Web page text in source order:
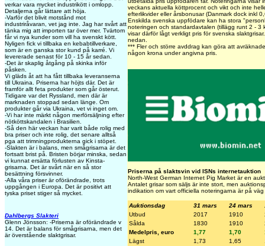
verkar vara mycket industrikött i omlopp.
Detaljerna går lättare att höja.
-Varför det blivit motstånd mot
industriråvaran, vet jag inte. Jag har svårt att
tänka mig att importen tar över mer. Tvärtom
får vi nya kunder som vill ha svenskt kött.
Nyligen fick vi tillbaka en kebabtillverkare,
som är en ganska stor kund på karré. Vi
levererade senast för 10 - 15 år sedan.
-Det är skaplig åtgång på skinka inför
påsken.
Vi gläds åt att ha fått tillbaka leveranserna
till Ukraina. Priserna har höjts där. Det är
framför allt feta produkter som går österut.
Tidigare var det Ryssland, men där är
marknaden stoppad sedan länge. Om
produkter går via Ukraina, vet vi inget om.
-Vi har inte märkt någon merförsäljning efter
nötköttskandalen i Brasilien.
-Så den här veckan har varit både rolig med
bra priser och inte rolig, det senare alltså
pga att trimningprodukterna gick i stöpet.
-Slakten är i balans, men smågrisarna är det
fortsatt brist på. Bristen börjar minska, sedan
vi kunnat ersätta förlusten av Kinsta-
grisarna. Det är svårt när en så stor
besättning försvinner.
-Alla våra priser är oförändrade, trots
uppgången i Europa. Det är positivt att
tyska priset stiger så mycket.
Dahlbergs Slakteri
Glenn Jönsson: -Priserna är oförändrade v
14. Det är balans för smågrisarna, men det
är överstående slaktgrisar.
veckans aktuella köttprocent och vikt och inte
efterlikvider eller årsbonusar (Danmark dock inkl
Enskilda svenska uppfödare kan ha stora
noteringen och standardavtalen (tillägg runt 2 - 3
visar därför lågt verkligt pris för svenska
nedan.
*** Fler och större avddrag kan göra att
någon krona under angivna pris.
Priserna på slaktsvin vid ISNs internetauktion
North-West German Internet Pig Market är en
Antalet grisar som säljs är inte stort, men
indikation om vart officiella noteringarna är på väg
Auktionsdag 31 mars 24 mars
Utbud
2017 1910
Sålda
1830 1910
Medelpris, euro
1,77 1,70
Lägst
1,73 1,65